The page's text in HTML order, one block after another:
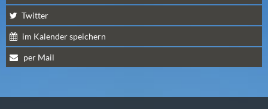
S
E
P
T
E
B
Twitter
im Kalender speichern
per Mail